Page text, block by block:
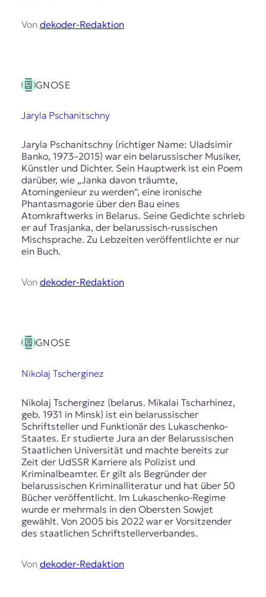
Von dekoder-Redaktion
GNOSE
Jaryla Pschanitschny
Jaryla Pschanitschny (richtiger Name: Uladsimir
Banko, 1973–2015) war ein belarussischer Musiker,
Künstler und Dichter. Sein Hauptwerk ist ein Poem
darüber, wie „Janka davon träumte,
Atomingenieur zu werden“, eine ironische
Phantasmagorie über den Bau eines
Atomkraftwerks in Belarus. Seine Gedichte schrieb
er auf Trasjanka, der belarussisch-russischen
Mischsprache. Zu Lebzeiten veröffentlichte er nur
ein Buch.
Von dekoder-Redaktion
GNOSE
Nikolaj Tscherginez
Nikolaj Tscherginez (belarus. Mikalai Tscharhinez,
geb. 1931 in Minsk) ist ein belarussischer
Schriftsteller und Funktionär des Lukaschenko-
Staates. Er studierte Jura an der Belarussischen
Staatlichen Universität und machte bereits zur
Zeit der UdSSR Karriere als Polizist und
Kriminalbeamter. Er gilt als Begründer der
belarussischen Kriminalliteratur und hat über 50
Bücher veröffentlicht. Im Lukaschenko-Regime
wurde er mehrmals in den Obersten Sowjet
gewählt. Von 2005 bis 2022 war er Vorsitzender
des staatlichen Schriftstellerverbandes.
Von dekoder-Redaktion